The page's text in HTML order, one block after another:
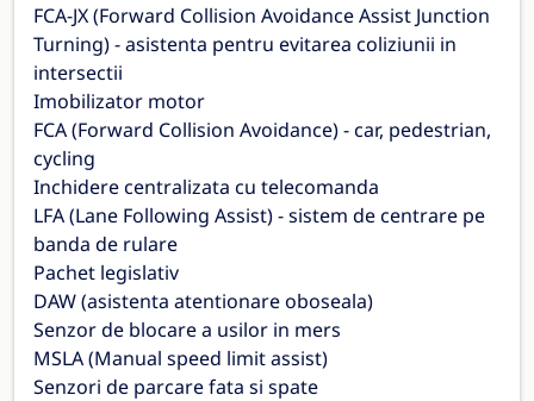
FCA-JX (Forward Collision Avoidance Assist Junction
Turning) - asistenta pentru evitarea coliziunii in
intersectii
Imobilizator motor
FCA (Forward Collision Avoidance) - car, pedestrian,
cycling
Inchidere centralizata cu telecomanda
LFA (Lane Following Assist) - sistem de centrare pe
banda de rulare
Pachet legislativ
DAW (asistenta atentionare oboseala)
Senzor de blocare a usilor in mers
MSLA (Manual speed limit assist)
Senzori de parcare fata si spate